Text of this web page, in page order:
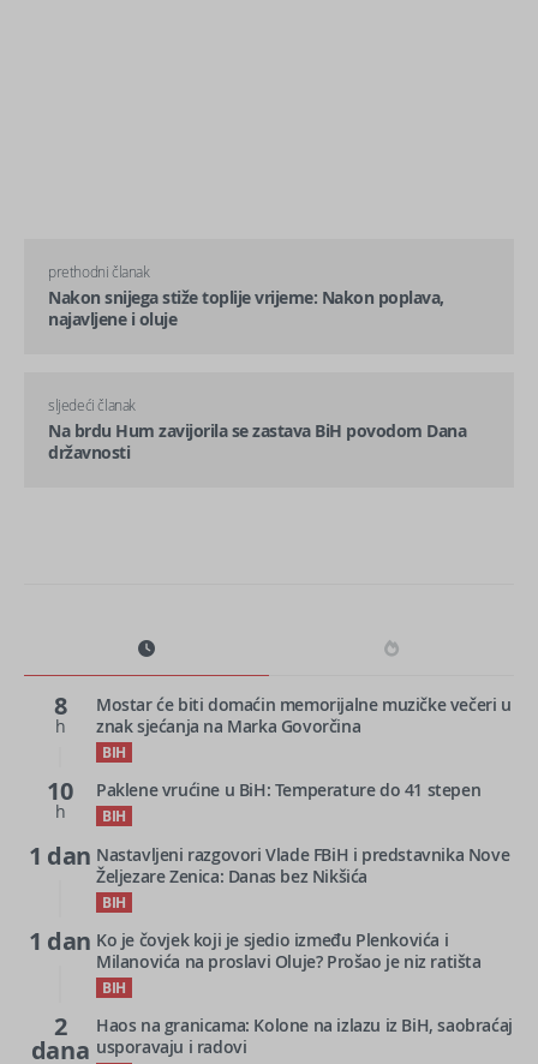
prethodni članak
Nakon snijega stiže toplije vrijeme: Nakon poplava,
najavljene i oluje
sljedeći članak
Na brdu Hum zavijorila se zastava BiH povodom Dana
državnosti
8
h
Mostar će biti domaćin memorijalne muzičke večeri u
znak sjećanja na Marka Govorčina
BIH
10
h
Paklene vrućine u BiH: Temperature do 41 stepen
BIH
1 dan Nastavljeni razgovori Vlade FBiH i predstavnika Nove
Željezare Zenica: Danas bez Nikšića
BIH
1 dan Ko je čovjek koji je sjedio između Plenkovića i
Milanovića na proslavi Oluje? Prošao je niz ratišta
BIH
2
dana
Haos na granicama: Kolone na izlazu iz BiH, saobraćaj
usporavaju i radovi